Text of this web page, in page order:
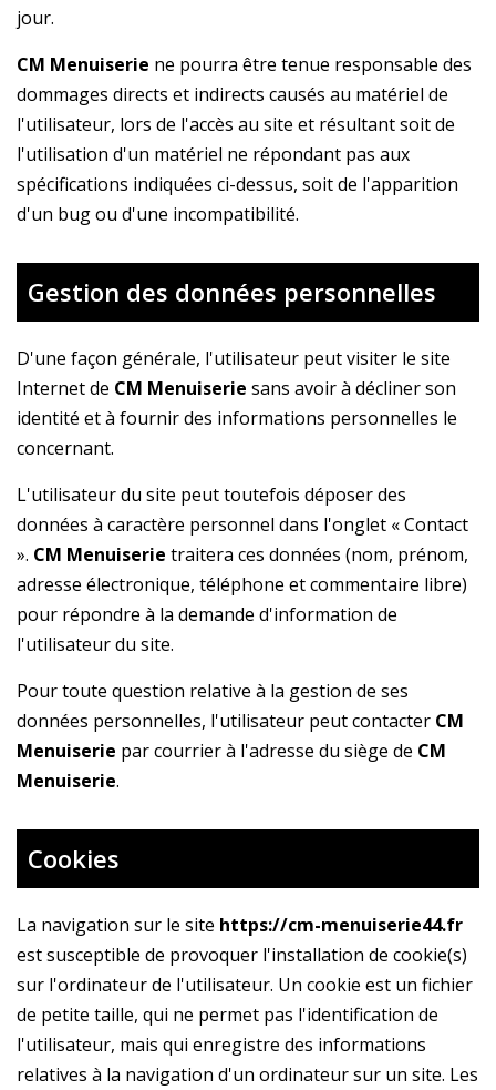
jour.
CM Menuiserie ne pourra être tenue responsable des
dommages directs et indirects causés au matériel de
l'utilisateur, lors de l'accès au site et résultant soit de
l'utilisation d'un matériel ne répondant pas aux
spécifications indiquées ci-dessus, soit de l'apparition
d'un bug ou d'une incompatibilité.
Gestion des données personnelles
D'une façon générale, l'utilisateur peut visiter le site
Internet de CM Menuiserie sans avoir à décliner son
identité et à fournir des informations personnelles le
concernant.
L'utilisateur du site peut toutefois déposer des
données à caractère personnel dans l'onglet « Contact
». CM Menuiserie traitera ces données (nom, prénom,
adresse électronique, téléphone et commentaire libre)
pour répondre à la demande d'information de
l'utilisateur du site.
Pour toute question relative à la gestion de ses
données personnelles, l'utilisateur peut contacter CM
Menuiserie par courrier à l'adresse du siège de CM
Menuiserie.
Cookies
La navigation sur le site https://cm-menuiserie44.fr
est susceptible de provoquer l'installation de cookie(s)
sur l'ordinateur de l'utilisateur. Un cookie est un fichier
de petite taille, qui ne permet pas l'identification de
l'utilisateur, mais qui enregistre des informations
relatives à la navigation d'un ordinateur sur un site. Les